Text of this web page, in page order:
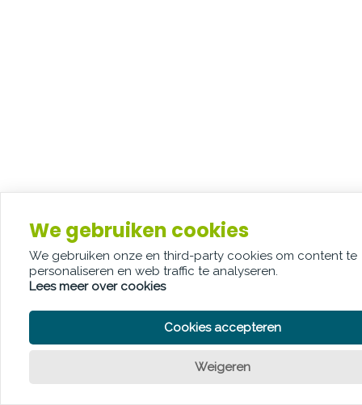
We gebruiken cookies
We gebruiken onze en third-party cookies om content te
personaliseren en web traffic te analyseren.
Lees meer over cookies
Cookies accepteren
Weigeren